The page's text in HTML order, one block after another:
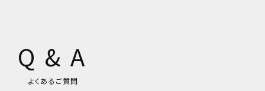
Q & A
よくあるご質問